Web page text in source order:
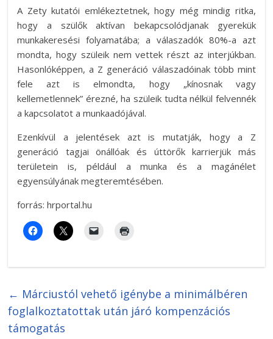
A Zety kutatói emlékeztetnek, hogy még mindig ritka,
hogy a szülők aktívan bekapcsolódjanak gyerekük
munkakeresési folyamatába; a válaszadók 80%-a azt
mondta, hogy szüleik nem vettek részt az interjúkban.
Hasonlóképpen, a Z generáció válaszadóinak több mint
fele azt is elmondta, hogy „kínosnak vagy
kellemetlennek” érezné, ha szüleik tudta nélkül felvennék
a kapcsolatot a munkaadójával.
Ezenkívül a jelentések azt is mutatják, hogy a Z
generáció tagjai önállóak és úttörők karrierjük más
területein is, például a munka és a magánélet
egyensúlyának megteremtésében.
forrás: hrportal.hu
← Márciustól vehető igénybe a minimálbéren
foglalkoztatottak után járó kompenzációs
támogatás